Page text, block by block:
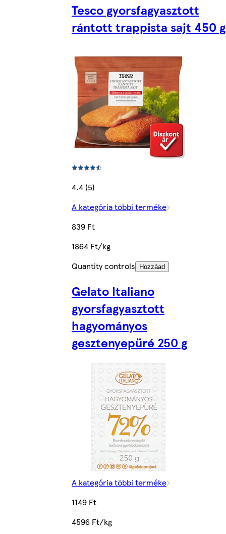
Tesco gyorsfagyasztott
rántott trappista sajt 450 g
4.4 (5)
A kategória többi terméke
839 Ft
1864 Ft/kg
Quantity controls
Hozzáad
Gelato Italiano
gyorsfagyasztott
hagyományos
gesztenyepüré 250 g
A kategória többi terméke
1149 Ft
4596 Ft/kg